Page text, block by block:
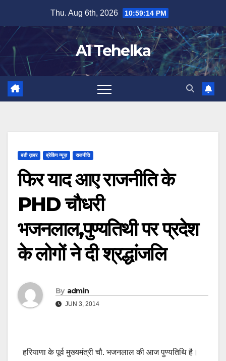
content
Thu. Aug 6th, 2026 10:59:15 PM
A1 Tehelka
बडी ख़बर ब्रेकिंग न्यूज़ राजनीति
फिर याद आए राजनीति के
PHD चौधरी
भजनलाल,पुण्यतिथी पर प्रदेश
के लोगों ने दी श्रद्धांजलि
By admin
JUN 3, 2014
हरियाणा के पूर्व मुख्यमंत्री चौ. भजनलाल की आज पुण्यतिथि है।